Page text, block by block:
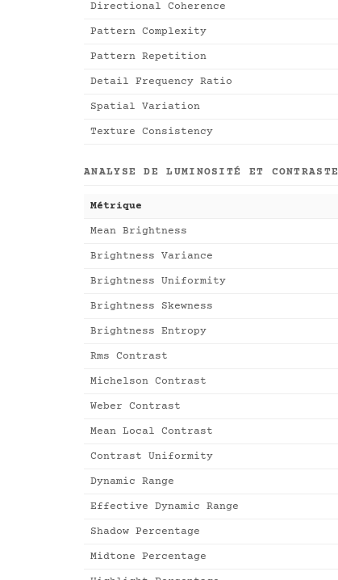
Directional Coherence
Pattern Complexity
Pattern Repetition
Detail Frequency Ratio
Spatial Variation
Texture Consistency
ANALYSE DE LUMINOSITÉ ET CONTRASTE
Métrique
Mean Brightness
Brightness Variance
Brightness Uniformity
Brightness Skewness
Brightness Entropy
Rms Contrast
Michelson Contrast
Weber Contrast
Mean Local Contrast
Contrast Uniformity
Dynamic Range
Effective Dynamic Range
Shadow Percentage
Midtone Percentage